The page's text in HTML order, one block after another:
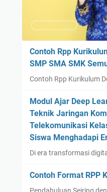
Contoh Rpp
SMP SMA SMK
Contoh Rpp Kurikulum
Modul Ajar Deep
Teknik Jaringan
Telekomunikasi
Siswa Menghadapi
Di era transformasi
Contoh Format RPP